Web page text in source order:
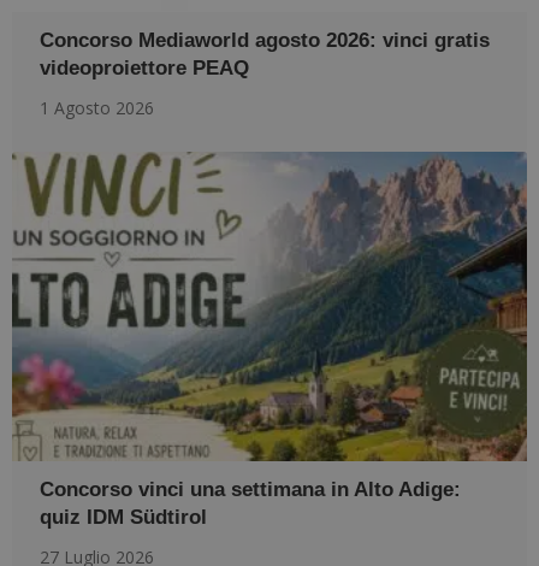
Concorso Mediaworld agosto 2026: vinci gratis
videoproiettore PEAQ
1 Agosto 2026
Concorso vinci una settimana in Alto Adige:
quiz IDM Südtirol
27 Luglio 2026